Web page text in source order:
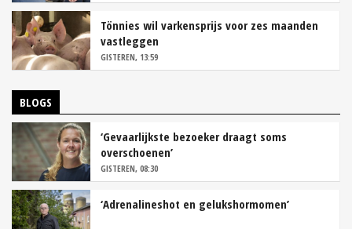
Tönnies wil varkensprijs voor zes maanden
vastleggen
GISTEREN, 13:59
BLOGS
‘Gevaarlijkste bezoeker draagt soms
overschoenen’
GISTEREN, 08:30
‘Adrenalineshot en gelukshormomen’